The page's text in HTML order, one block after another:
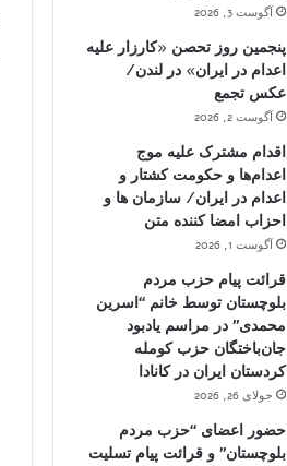
آگوست 3, 2026
پنجمین روز تحصن «کارزار علیه
اعدام در ایران» در لندن/
عکس تجمع
آگوست 2, 2026
اقدام مشترک علیه موج
اعدام‌ها و حکومت کشتار و
اعدام در ایران/ سازمان ها و
احزاب امضا کننده متن
آگوست 1, 2026
قرائت پیام حزب مردم
بلوچستان توسط خانم “اسرین
محمدی” در مراسم یادبود
جان‌باختگان حزب کومله
کردستان ایران در کانادا
جولای 26, 2026
حضور اعضای “حزب مردم
بلوچستان” و قرائت پیام تسلیت